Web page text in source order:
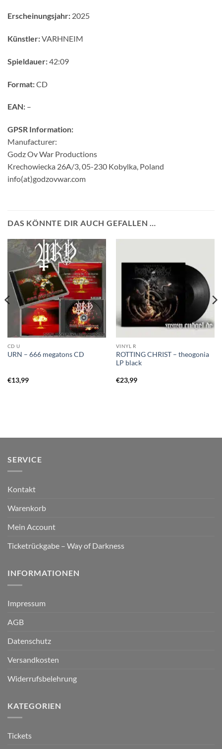
Erscheinungsjahr: 2025
Künstler:VARHNEIM
Spieldauer:42:09
Format:CD
EAN: –
GPSR Information:
Manufacturer:
Godz Ov War Productions
Krechowiecka 26A/3, 05-230 Kobylka, Poland
info(at)godzovwar.com
DAS KÖNNTE DIR AUCH GEFALLEN …
CD U
URN – 666 megatons CD
€13,99
VINYL R
ROTTING CHRIST – theogonia
LP black
€23,99
SERVICE
Kontakt
Warenkorb
Mein Account
Ticketrückgabe – Way of Darkness
INFORMATIONEN
Impressum
AGB
Datenschutz
Versandkosten
Widerrufsbelehrung
KATEGORIEN
Tickets